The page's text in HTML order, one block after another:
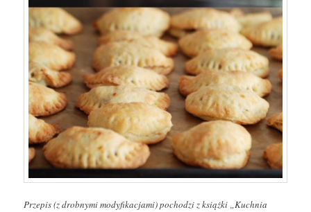
Przepis (z drobnymi modyfikacjami) pochodzi z książki „Kuchnia